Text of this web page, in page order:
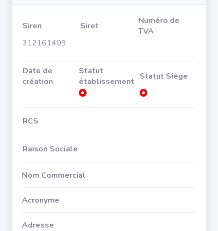
Siren Siret
Numéro de
TVA
312161409
Date de
création
Statut
établissement Statut Siège
RCS
Raison Sociale
Nom Commercial
Acronyme
Adresse